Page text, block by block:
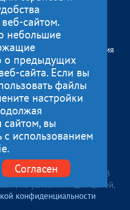
сб, вс
Республики Карелия
сайта — «Артлекс», г.
cookies для хранения
данный сайт, Вы
с этими файлами.
я даю согласие на
данных, в соответствии с
27.07.2006 года №152-ФЗ
на условиях и для целей,
конфиденциальности
сайтом.
небольшие
предыдущих
сайта. Если вы
файлы
настройки
сайтом, вы
с использованием
Согласен